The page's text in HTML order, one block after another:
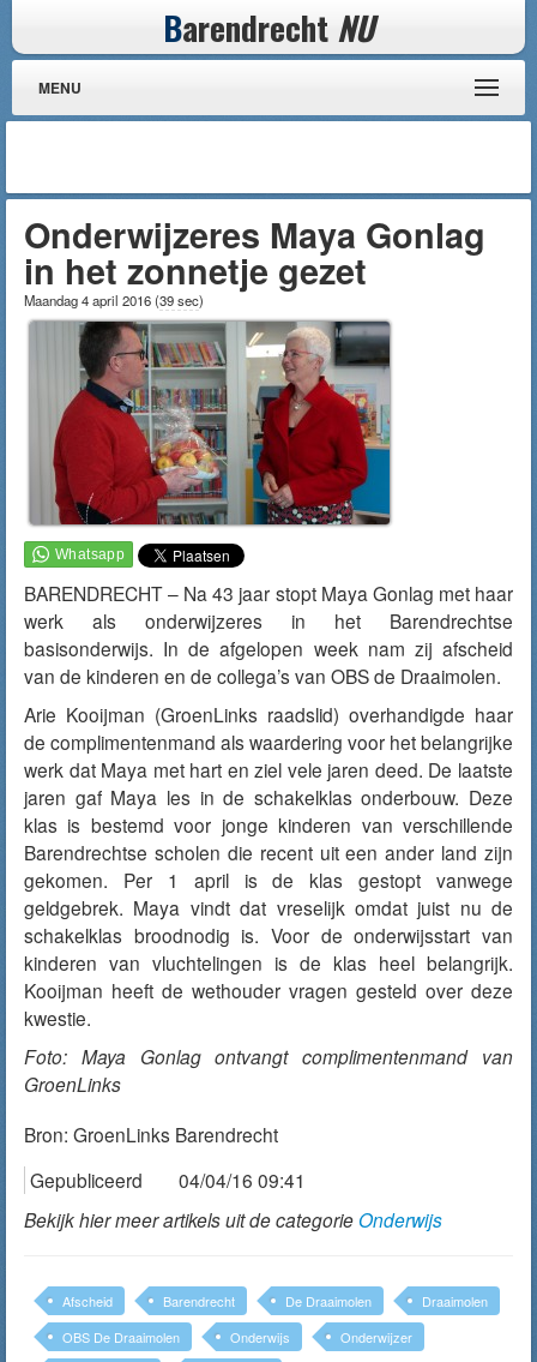
Barendrecht NU
MENU
Onderwijzeres Maya Gonlag
in het zonnetje gezet
Maandag 4 april 2016(39 sec)
BARENDRECHT – Na 43 jaar stopt Maya Gonlag met haar
werk als onderwijzeres in het Barendrechtse
basisonderwijs. In de afgelopen week nam zij afscheid
van de kinderen en de collega’s van OBS de Draaimolen.
Arie Kooijman (GroenLinks raadslid) overhandigde haar
de complimentenmand als waardering voor het belangrijke
werk dat Maya met hart en ziel vele jaren deed. De laatste
jaren gaf Maya les in de schakelklas onderbouw. Deze
klas is bestemd voor jonge kinderen van verschillende
Barendrechtse scholen die recent uit een ander land zijn
gekomen. Per 1 april is de klas gestopt vanwege
geldgebrek. Maya vindt dat vreselijk omdat juist nu de
schakelklas broodnodig is. Voor de onderwijsstart van
kinderen van vluchtelingen is de klas heel belangrijk.
Kooijman heeft de wethouder vragen gesteld over deze
kwestie.
Foto: Maya Gonlag ontvangt complimentenmand van
GroenLinks
Bron: GroenLinks Barendrecht
Gepubliceerd
04/04/16 09:41
Bekijk hier meer artikels uit de categorieOnderwijs
Afscheid Barendrecht De Draaimolen
Draaimolen
OBS De Draaimolen
Onderwijs
Onderwijzer